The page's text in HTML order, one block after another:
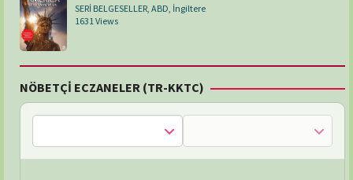
SERİ BELGESELLER, ABD, İngiltere
1631 Views
NÖBETÇİ ECZANELER (TR-KKTC)